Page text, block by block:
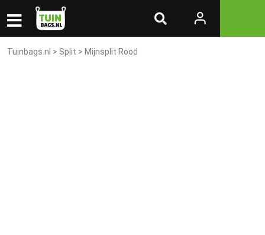
Tuinbags.nl > Split > Mijnsplit Rood